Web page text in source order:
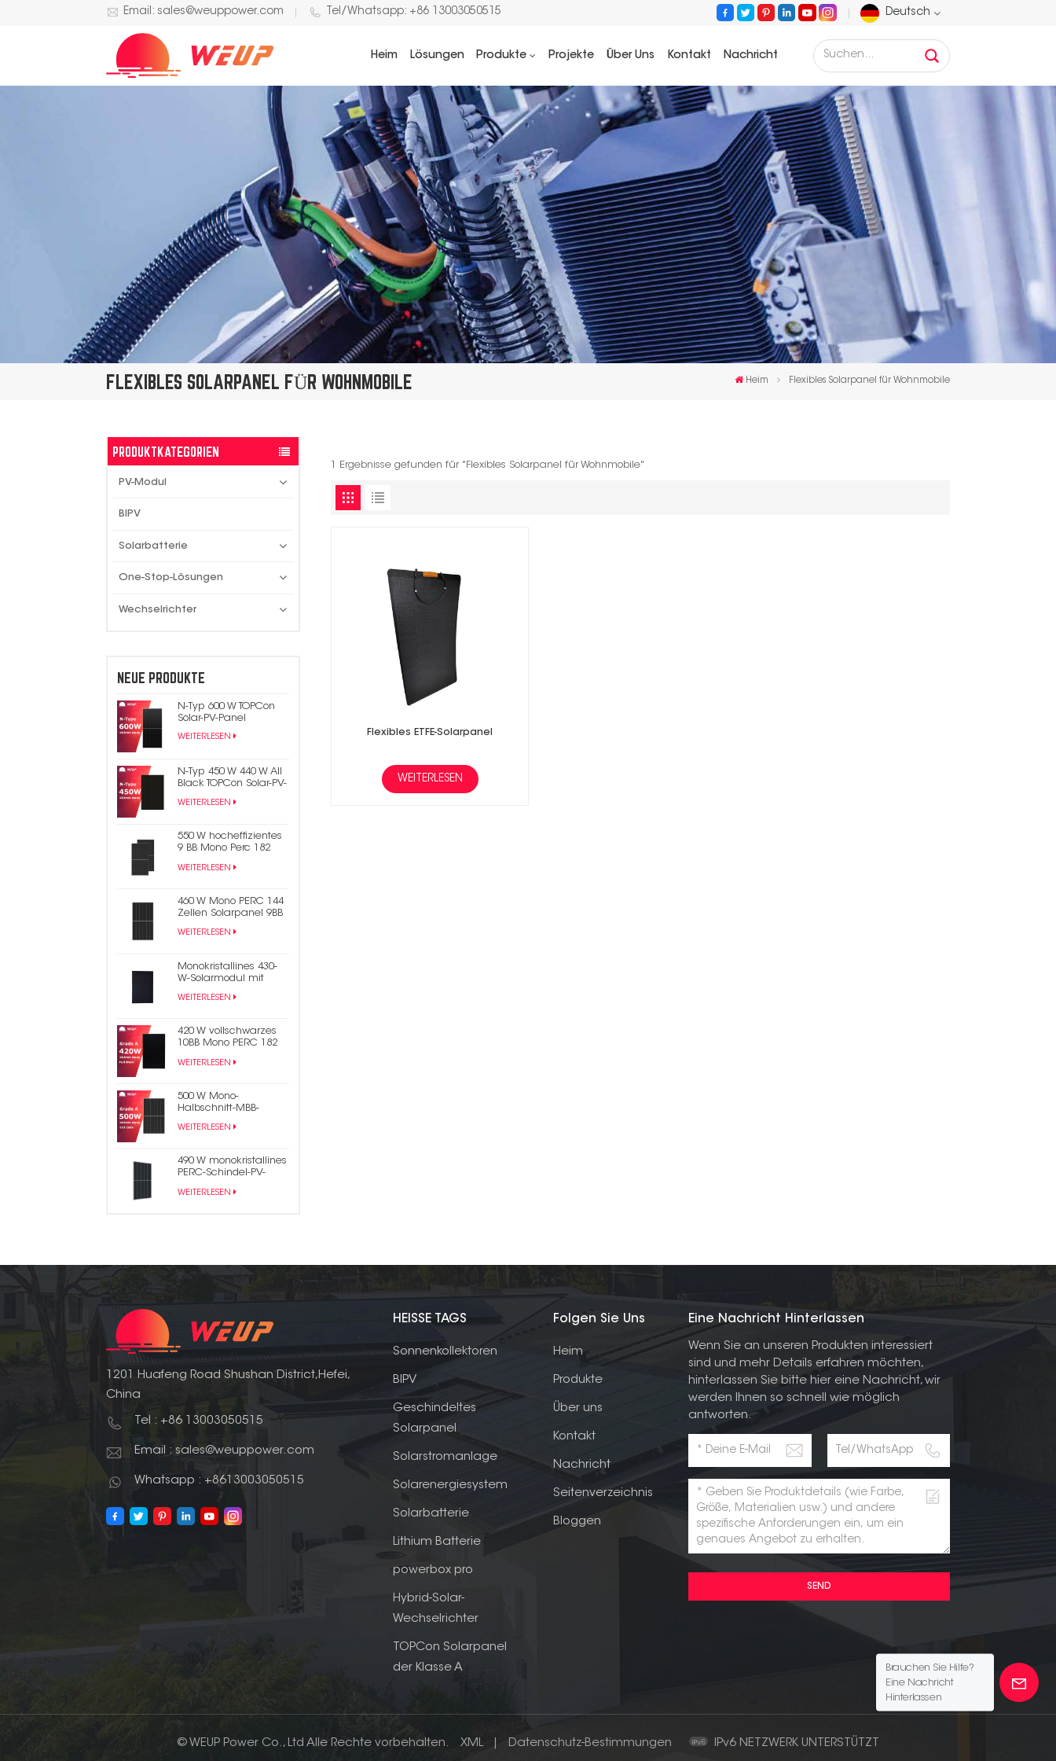
Email: sales@weuppower.com Tel/Whatsapp: +86 13003050515 Deutsch
English
Français
Deutsch
Русский
Español
Português
日语
한국인
Heim Lösungen Produkte Projekte Über Uns Kontakt Nachricht
FLEXIBLES SOLARPANEL FÜR WOHNMOBILE Heim Flexibles Solarpanel für Wohnmobile
PRODUKTKATEGORIEN
PV-Modul
BIPV
Solarbatterie
One-Stop-Lösungen
Wechselrichter
NEUE PRODUKTE
N-Typ 600 W TOPCon
Solar-PV-Panel
WEITERLESEN
N-Typ 450 W 440 W All
Black TOPCon Solar-PV-
WEITERLESEN
550 W hocheffizientes
9 BB Mono Perc 182
Solarpanel
WEITERLESEN
460 W Mono PERC 144
Zellen Solarpanel 9BB
Panel
WEITERLESEN
Monokristallines 430-
W-Solarmodul mit
Schindeln
WEITERLESEN
420 W vollschwarzes
10BB Mono PERC 182
Solarpanel
WEITERLESEN
500 W Mono-
Halbschnitt-MBB-
WEITERLESEN
490 W monokristallines
PERC-Schindel-PV-
WEITERLESEN
1 Ergebnisse gefunden für "Flexibles Solarpanel für Wohnmobile"
Flexibles ETFE-Solarpanel
WEITERLESEN
1201 Huafeng Road Shushan District,Hefei,
China
Tel : +86 13003050515
Email : sales@weuppower.com
Whatsapp : +8613003050515
HEISSE TAGS
Sonnenkollektoren
BIPV
Geschindeltes
Solarpanel
Solarstromanlage
Solarenergiesystem
Solarbatterie
Lithium Batterie
powerbox pro
Hybrid-Solar-
Wechselrichter
TOPCon Solarpanel
der Klasse A
Folgen Sie Uns
Heim
Produkte
Über uns
Kontakt
Nachricht
Seitenverzeichnis
Bloggen
Eine Nachricht Hinterlassen
Wenn Sie an unseren Produkten interessiert
sind und mehr Details erfahren möchten,
hinterlassen Sie bitte hier eine Nachricht, wir
werden Ihnen so schnell wie möglich
antworten.
SEND
© WEUP Power Co., Ltd Alle Rechte vorbehalten. XML Datenschutz-Bestimmungen IPv6 NETZWERK UNTERSTÜTZT
Brauchen Sie Hilfe?
Eine Nachricht
Hinterlassen